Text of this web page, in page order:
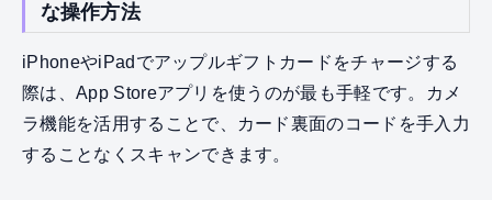
な操作方法
iPhoneやiPadでアップルギフトカードをチャージする
際は、App Storeアプリを使うのが最も手軽です。カメ
ラ機能を活用することで、カード裏面のコードを手入力
することなくスキャンできます。